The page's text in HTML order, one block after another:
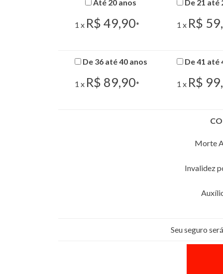
Até 20 anos
1 x R$ 49,90*
De 21 até
1 x R$
De 36 até 40 anos
1 x R$ 89,90*
De 41 até
1 x R$
Morte
Invalidez
Seu seguro